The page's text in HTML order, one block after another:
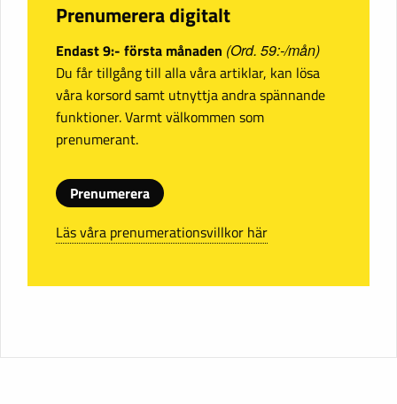
Prenumerera digitalt
Endast 9:- första månaden (Ord. 59:-/mån)
Du får tillgång till alla våra artiklar, kan lösa
våra korsord samt utnyttja andra spännande
funktioner. Varmt välkommen som
prenumerant.
Prenumerera
Läs våra prenumerationsvillkor här